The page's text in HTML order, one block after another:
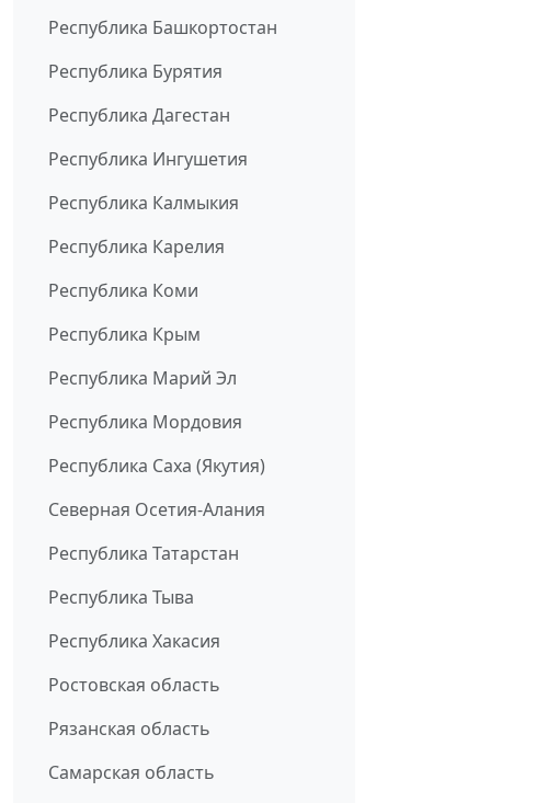
Республика Башкортостан
Республика Бурятия
Республика Дагестан
Республика Ингушетия
Республика Калмыкия
Республика Карелия
Республика Коми
Республика Крым
Республика Марий Эл
Республика Мордовия
Республика Саха (Якутия)
Северная Осетия-Алания
Республика Татарстан
Республика Тыва
Республика Хакасия
Ростовская область
Рязанская область
Самарская область